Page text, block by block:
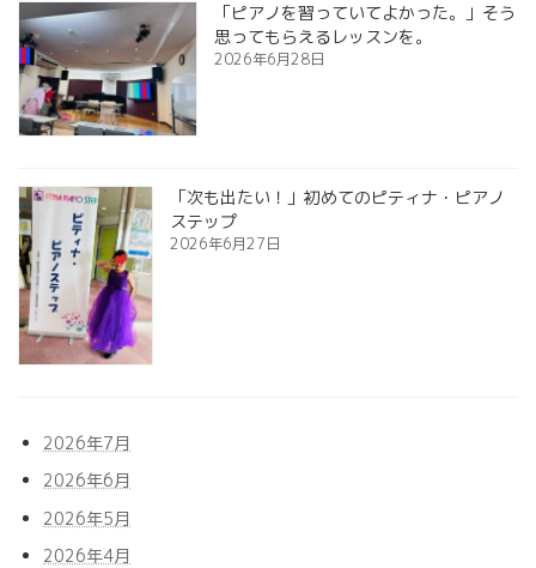
「ピアノを習っていてよかった。」そう
思ってもらえるレッスンを。
2026年6月28日
「次も出たい！」初めてのピティナ・ピアノ
ステップ
2026年6月27日
2026年7月
2026年6月
2026年5月
2026年4月